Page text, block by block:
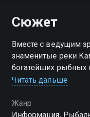
Сюжет
Вместе с ведущим
знаменитые реки
богатейших рыбных
для себя красоту
успешной ловли!
Читать дальше
Жанр
Информация,